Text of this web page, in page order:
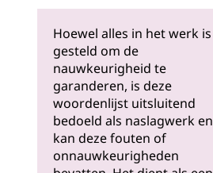
Hoewel alles in het werk is
gesteld om de
nauwkeurigheid te
garanderen, is deze
woordenlijst uitsluitend
bedoeld als naslagwerk en
kan deze fouten of
onnauwkeurigheden